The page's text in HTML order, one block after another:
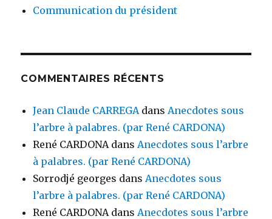
Communication du président
COMMENTAIRES RÉCENTS
Jean Claude CARREGA dans Anecdotes sous
l’arbre à palabres. (par René CARDONA)
René CARDONA dans Anecdotes sous l’arbre
à palabres. (par René CARDONA)
Sorrodjé georges dans Anecdotes sous
l’arbre à palabres. (par René CARDONA)
René CARDONA dans Anecdotes sous l’arbre